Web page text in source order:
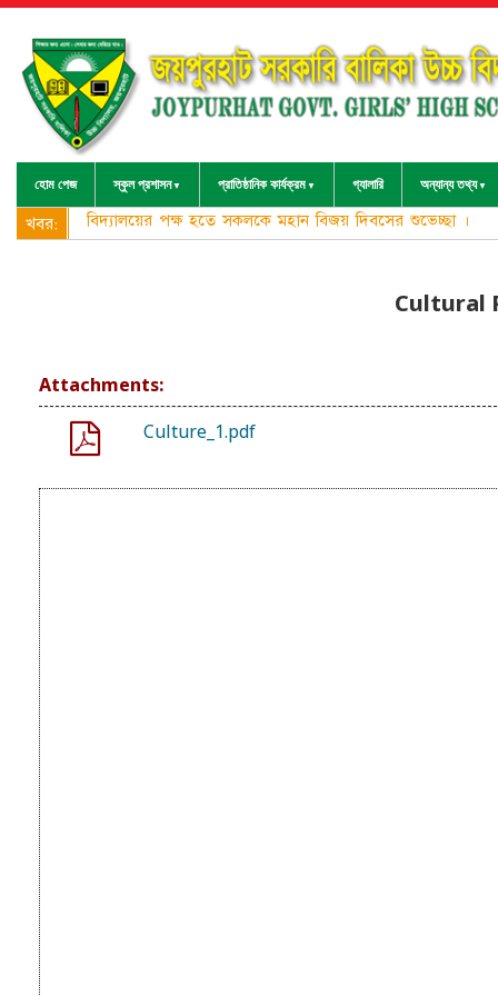
হোম পেজ স্কুল প্রশাসন প্রাতিষ্ঠানিক কার্যক্রম গ্যালারি অন্যান্য তথ্য
খবর: বিদ্যালয়ের পক্ষ হতে সকলকে মহান বিজয় দিবসের শুভেচ্ছা ।
Cultural
Attachments:
Culture_1.pdf